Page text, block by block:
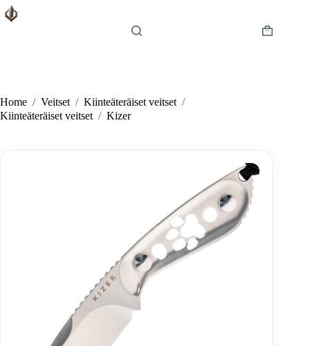
Skip
to
Shopping
Home / Veitset / Kiinteäteräiset veitset /
Kiinteäteräiset veitset / Kizer